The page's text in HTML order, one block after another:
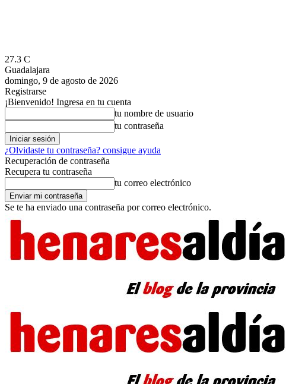
27.3 C
Guadalajara
domingo, 9 de agosto de 2026
Registrarse
¡Bienvenido! Ingresa en tu cuenta
tu nombre de usuario
tu contraseña
¿Olvidaste tu contraseña? consigue ayuda
Recuperación de contraseña
Recupera tu contraseña
tu correo electrónico
Se te ha enviado una contraseña por correo electrónico.